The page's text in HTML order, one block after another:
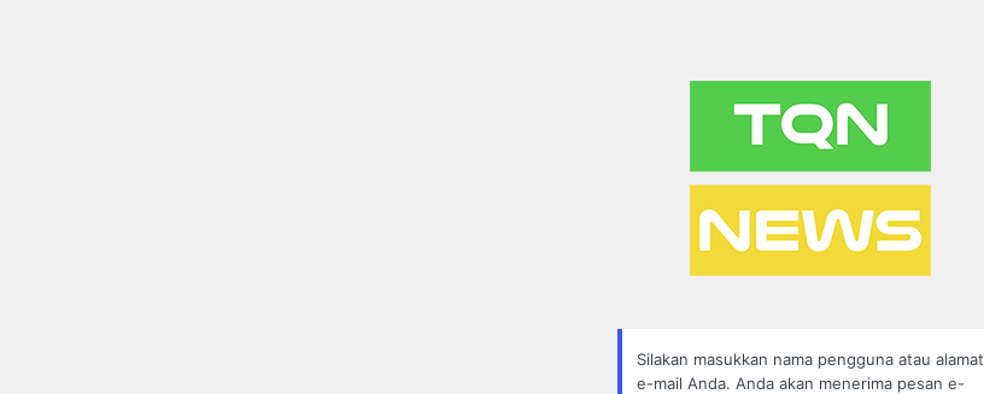
Silakan masukkan nama pengguna atau alamat
e-mail Anda. Anda akan menerima pesan e-